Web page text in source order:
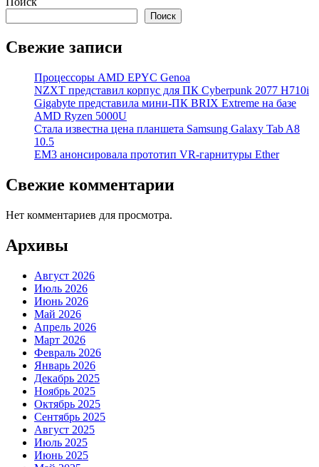
Поиск
Свежие записи
Процессоры AMD EPYC Genoa
NZXT представил корпус для ПК Cyberpunk 2077 H710i
Gigabyte представила мини-ПК BRIX Extreme на базе
AMD Ryzen 5000U
Стала известна цена планшета Samsung Galaxy Tab A8
10.5
EM3 анонсировала прототип VR-гарнитуры Ether
Свежие комментарии
Нет комментариев для просмотра.
Архивы
Август 2026
Июль 2026
Июнь 2026
Май 2026
Апрель 2026
Март 2026
Февраль 2026
Январь 2026
Декабрь 2025
Ноябрь 2025
Октябрь 2025
Сентябрь 2025
Август 2025
Июль 2025
Июнь 2025